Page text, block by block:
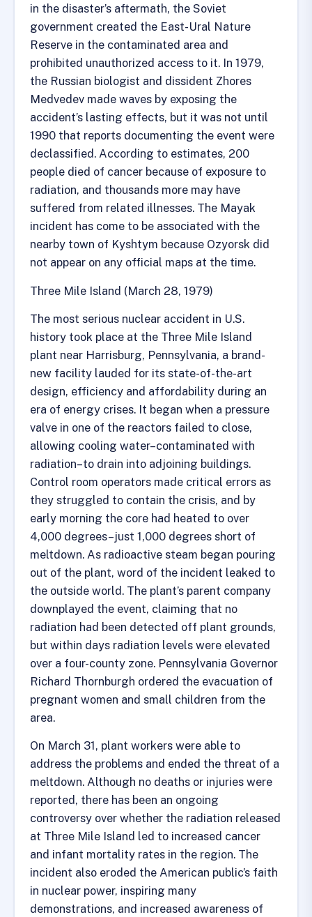
in the disaster’s aftermath, the Soviet
government created the East-Ural Nature
Reserve in the contaminated area and
prohibited unauthorized access to it. In 1979,
the Russian biologist and dissident Zhores
Medvedev made waves by exposing the
accident’s lasting effects, but it was not until
1990 that reports documenting the event were
declassified. According to estimates, 200
people died of cancer because of exposure to
radiation, and thousands more may have
suffered from related illnesses. The Mayak
incident has come to be associated with the
nearby town of Kyshtym because Ozyorsk did
not appear on any official maps at the time.
Three Mile Island (March 28, 1979)
The most serious nuclear accident in U.S.
history took place at the Three Mile Island
plant near Harrisburg, Pennsylvania, a brand-
new facility lauded for its state-of-the-art
design, efficiency and affordability during an
era of energy crises. It began when a pressure
valve in one of the reactors failed to close,
allowing cooling water–contaminated with
radiation–to drain into adjoining buildings.
Control room operators made critical errors as
they struggled to contain the crisis, and by
early morning the core had heated to over
4,000 degrees–just 1,000 degrees short of
meltdown. As radioactive steam began pouring
out of the plant, word of the incident leaked to
the outside world. The plant’s parent company
downplayed the event, claiming that no
radiation had been detected off plant grounds,
but within days radiation levels were elevated
over a four-county zone. Pennsylvania Governor
Richard Thornburgh ordered the evacuation of
pregnant women and small children from the
area.
On March 31, plant workers were able to
address the problems and ended the threat of a
meltdown. Although no deaths or injuries were
reported, there has been an ongoing
controversy over whether the radiation released
at Three Mile Island led to increased cancer
and infant mortality rates in the region. The
incident also eroded the American public’s faith
in nuclear power, inspiring many
demonstrations, and increased awareness of